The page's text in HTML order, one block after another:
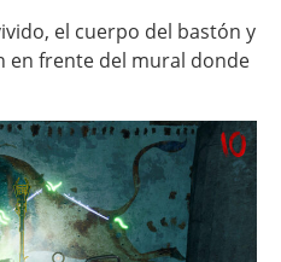
el cuerpo del bastón y
en frente del mural donde